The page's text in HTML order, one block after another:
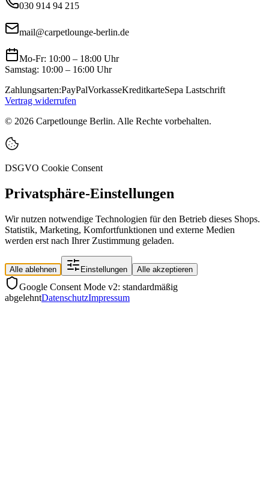
030 914 94 215
mail@carpetlounge-berlin.de
Mo-Fr: 10:00 – 18:00 Uhr
Samstag: 10:00 – 16:00 Uhr
Zahlungsarten:PayPalVorkasseKreditkarteSepa Lastschrift
Vertrag widerrufen
© 2026 Carpetlounge Berlin. Alle Rechte vorbehalten.
DSGVO Cookie Consent
Privatsphäre-Einstellungen
Wir nutzen notwendige Technologien für den Betrieb dieses Shops.
Statistik, Marketing, Komfortfunktionen und externe Medien
werden erst nach Ihrer Zustimmung geladen.
Alle ablehnen Einstellungen Alle akzeptieren
Google Consent Mode v2: standardmäßig
abgelehntDatenschutzImpressum